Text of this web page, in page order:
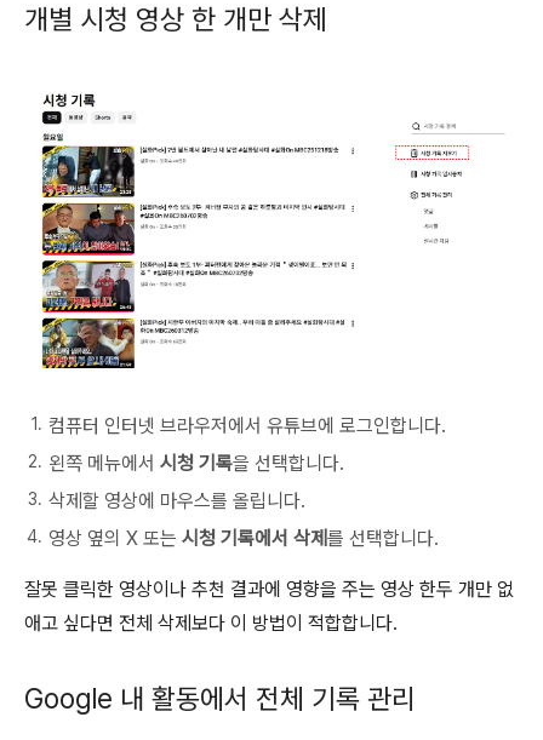
개별 시청 영상 한 개만 삭제
컴퓨터 인터넷 브라우저에서 유튜브에 로그인합니다.
왼쪽 메뉴에서 시청 기록을 선택합니다.
삭제할 영상에 마우스를 올립니다.
영상 옆의 X 또는 시청 기록에서 삭제 를 선택합니다.
잘못 클릭한 영상이나 추천 결과에 영향을 주는 영상 한두 개만 없
애고 싶다면 전체 삭제보다 이 방법이 적합합니다.
Google 내 활동에서 전체 기록 관리